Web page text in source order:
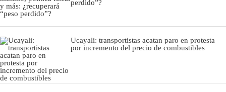
perdido”?
Ucayali: transportistas acatan paro en protesta
por incremento del precio de combustibles